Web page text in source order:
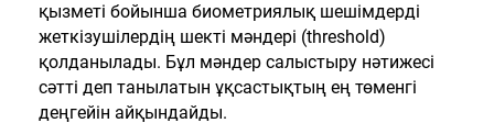
қызметі бойынша биометриялық шешімдерді
жеткізушілердің шекті мәндері (threshold)
қолданылады. Бұл мәндер салыстыру нәтижесі
сәтті деп танылатын ұқсастықтың ең төменгі
деңгейін айқындайды.